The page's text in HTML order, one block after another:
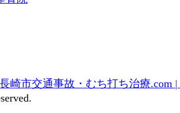
長崎市交通事故・むち打ち治療.com